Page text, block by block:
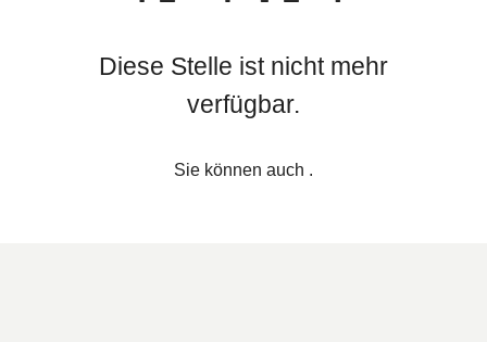
Diese Stelle ist nicht mehr
verfügbar.
Sie können auch .